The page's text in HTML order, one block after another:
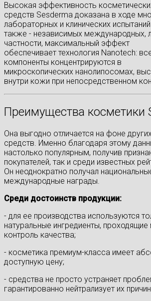
Высокая эффективность
средств Sesderma доказана в ходе
лабораторных и клинических
также - независимых международных,
частности, максимальный эффект
обеспечивает технология Nanotech:
компоненты концентрируются в
микроскопических нанолипосомах,
внутри кожи при непосредственном
Преимущества косметики
Она выгодно отличается на фоне
средств. Именно благодаря этому
настолько популярным, получив
покупателей, так и среди известных
Он неоднократно получал
международные награды.
Среди достоинств продукции:
- для ее производства используются
натуральные ингредиенты, проходящие
контроль качества;
- косметика премиум-класса имеет
доступную цену;
- средства не просто устраняет
гарантированно нейтрализует их